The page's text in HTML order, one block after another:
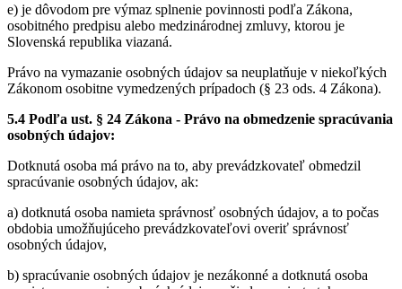
e) je dôvodom pre výmaz splnenie povinnosti podľa Zákona,
osobitného predpisu alebo medzinárodnej zmluvy, ktorou je
Slovenská republika viazaná.
Právo na vymazanie osobných údajov sa neuplatňuje v niekoľkých
Zákonom osobitne vymedzených prípadoch (§ 23 ods. 4 Zákona).
5.4 Podľa ust. § 24 Zákona - Právo na obmedzenie spracúvania
osobných údajov:
Dotknutá osoba má právo na to, aby prevádzkovateľ obmedzil
spracúvanie osobných údajov, ak:
a) dotknutá osoba namieta správnosť osobných údajov, a to počas
obdobia umožňujúceho prevádzkovateľovi overiť správnosť
osobných údajov,
b) spracúvanie osobných údajov je nezákonné a dotknutá osoba